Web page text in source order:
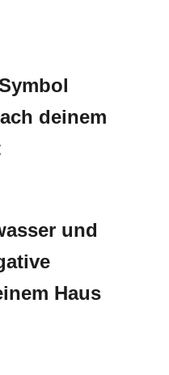
deinem
und
Haus